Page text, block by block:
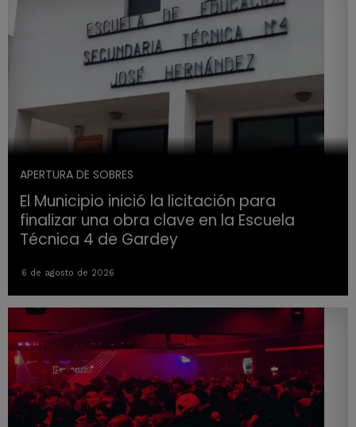
APERTURA DE SOBRES
El Municipio inició la licitación para
finalizar una obra clave en la Escuela
Técnica 4 de Gardey
6 de agosto de 2026